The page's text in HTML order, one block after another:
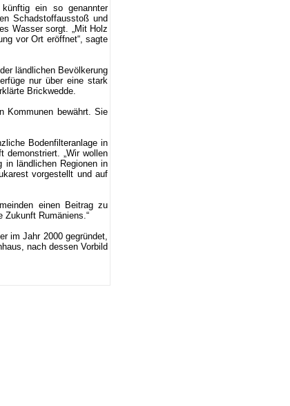
ein so genannter
Schadstoffausstoß und
Wasser sorgt. „Mit Holz
vor Ort eröffnet“, sagte
ländlichen Bevölkerung
nur über eine stark
Brickwedde.
Kommunen bewährt. Sie
Bodenfilteranlage in
demonstriert. „Wir wollen
in ländlichen Regionen in
vorgestellt und auf
einen Beitrag zu
Zukunft Rumäniens.“
im Jahr 2000 gegründet,
nach dessen Vorbild